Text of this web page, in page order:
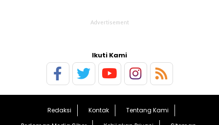
Ikuti Kami
Redaksi Kontak
Tentang Kami